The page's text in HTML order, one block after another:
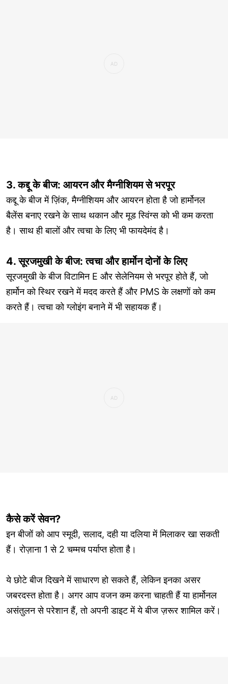
3. कद्दू के बीज: आयरन और मैग्नीशियम से भरपूर
कद्दू के बीज में ज़िंक, मैग्नीशियम और आयरन होता है जो हार्मोनल
बैलेंस बनाए रखने के साथ थकान और मूड स्विंग्स को भी कम करता
है। साथ ही बालों और त्वचा के लिए भी फायदेमंद है।
4. सूरजमुखी के बीज: त्वचा और हार्मोन दोनों के लिए
सूरजमुखी के बीज विटामिन E और सेलेनियम से भरपूर होते हैं, जो
हार्मोन को स्थिर रखने में मदद करते हैं और PMS के लक्षणों को कम
करते हैं। त्वचा को ग्लोइंग बनाने में भी सहायक हैं।
कैसे करें सेवन?
इन बीजों को आप स्मूदी, सलाद, दही या दलिया में मिलाकर खा सकती
हैं। रोज़ाना 1 से 2 चम्मच पर्याप्त होता है।
ये छोटे बीज दिखने में साधारण हो सकते हैं, लेकिन इनका असर
जबरदस्त होता है। अगर आप वजन कम करना चाहती हैं या हार्मोनल
असंतुलन से परेशान हैं, तो अपनी डाइट में ये बीज ज़रूर शामिल करें।